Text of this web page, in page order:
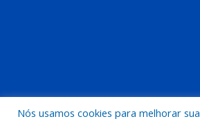
Nós usamos cookies para melhorar